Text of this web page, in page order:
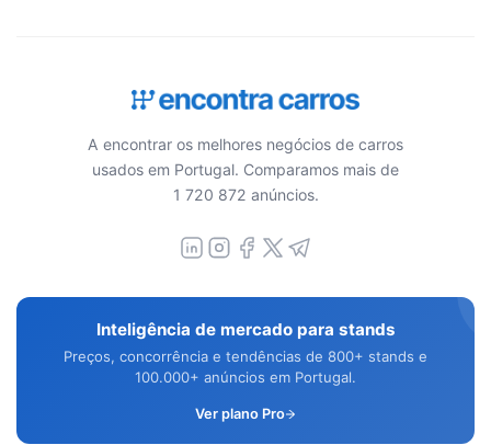
A encontrar os melhores negócios de carros
usados em Portugal. Comparamos mais de
1 720 872 anúncios.
Inteligência de mercado para stands
Preços, concorrência e tendências de 800+ stands e
100.000+ anúncios em Portugal.
Ver plano Pro